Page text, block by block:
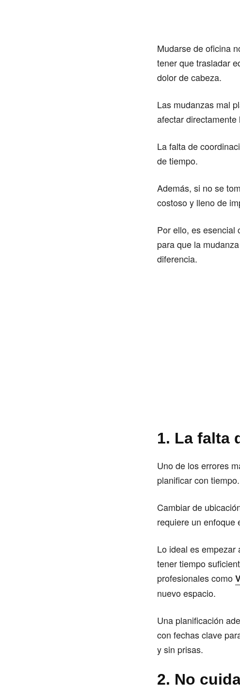
Mudarse de oficina
tener que trasladar
dolor de cabeza.
Las mudanzas mal
afectar
La falta de
de tiempo.
Además, si no se
costoso y lleno de
Por ello, es esencial
para que la
diferencia.
1. La falta
Uno de los errores
planificar con tiempo.
Cambiar de
requiere un enfoque
Lo ideal es
tener tiempo
profesionales como
nuevo espacio.
Una planificación
con fechas clave
y sin prisas.
2. No